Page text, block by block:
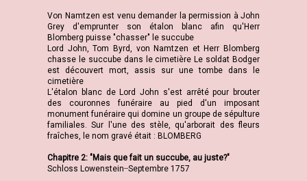
Von Namtzen est venu demander la permission à John
Grey d'emprunter son étalon blanc afin qu'Herr
Blomberg puisse "chasser" le succube
Lord John, Tom Byrd, von Namtzen et Herr Blomberg
chasse le succube dans le cimetière Le soldat Bodger
est découvert mort, assis sur une tombe dans le
cimetière
L'étalon blanc de Lord John s'est arrêté pour brouter
des couronnes funéraire au pied d'un imposant
monument funéraire qui domine un groupe de sépulture
familiales. Sur l'une des stèle, qu'arborait des fleurs
fraîches, le nom gravé était : BLOMBERG
Chapitre 2: "Mais que fait un succube, au juste?"
Schloss Lowenstein ̶ Septembre 1757